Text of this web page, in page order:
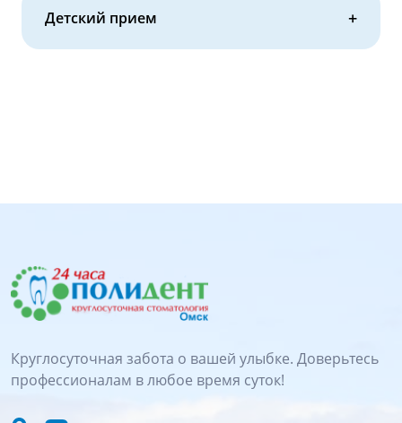
Детский прием
Круглосуточная забота о вашей улыбке. Доверьтесь
профессионалам в любое время суток!